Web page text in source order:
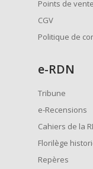
Points de vente
CGV
Politique de
e-RDN
Tribune
e-Recensions
Cahiers de la
Florilège
Repères